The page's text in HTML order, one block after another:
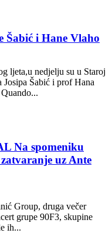
Šabić i Hane Vlaho
ljeta,u nedjelju su u Staroj
Šabić i prof Hana
Na spomeniku
uz Ante
Group, druga večer
grupe 90F3, skupine
ih...